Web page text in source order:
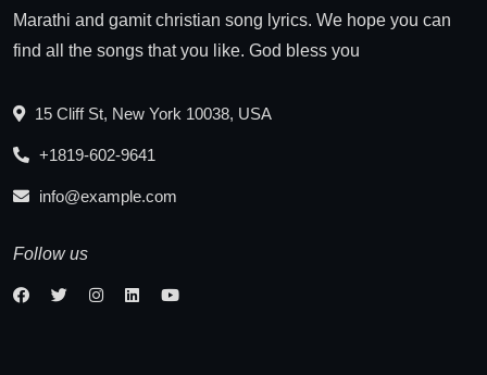
Marathi and gamit christian song lyrics. We hope you can
find all the songs that you like. God bless you
15 Cliff St, New York 10038, USA
+1819-602-9641
info@example.com
Follow us